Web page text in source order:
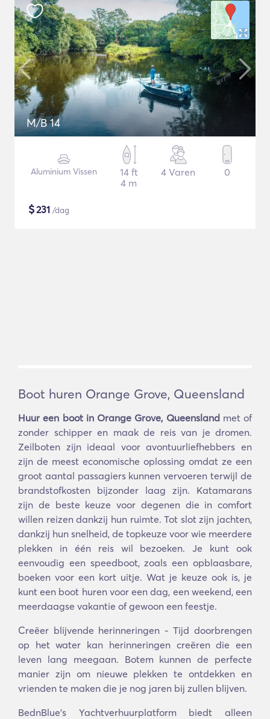
M/B 14
Aluminium Vissen
14 ft
4 m
4 Varen 0
$231 /dag
Boot huren Orange Grove, Queensland
Huur een boot in Orange Grove, Queensland met of
zonder schipper en maak de reis van je dromen.
Zeilboten zijn ideaal voor avontuurliefhebbers en
zijn de meest economische oplossing omdat ze een
groot aantal passagiers kunnen vervoeren terwijl de
brandstofkosten bijzonder laag zijn. Katamarans
zijn de beste keuze voor degenen die in comfort
willen reizen dankzij hun ruimte. Tot slot zijn jachten,
dankzij hun snelheid, de topkeuze voor wie meerdere
plekken in één reis wil bezoeken. Je kunt ook
eenvoudig een speedboot, zoals een opblaasbare,
boeken voor een kort uitje. Wat je keuze ook is, je
kunt een boot huren voor een dag, een weekend, een
meerdaagse vakantie of gewoon een feestje.
Creëer blijvende herinneringen - Tijd doorbrengen
op het water kan herinneringen creëren die een
leven lang meegaan. Botem kunnen de perfecte
manier zijn om nieuwe plekken te ontdekken en
vrienden te maken die je nog jaren bij zullen blijven.
BednBlue's Yachtverhuurplatform biedt alleen